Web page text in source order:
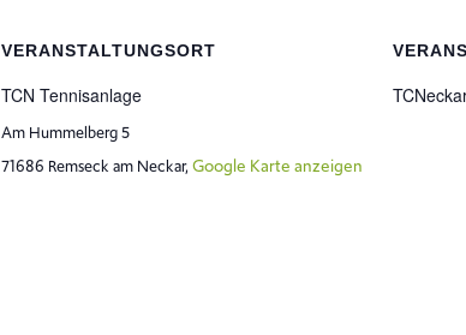
VERANSTALTUNGSORT
TCN Tennisanlage
Am Hummelberg 5
71686 Remseck am Neckar, Google Karte anzeigen